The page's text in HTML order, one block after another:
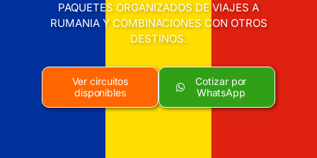
PAQUETES ORGANIZADOS DE VIAJES A
RUMANIA Y COMBINACIONES CON OTROS
DESTINOS.
Ver circuitos
disponibles
Cotizar por
WhatsApp